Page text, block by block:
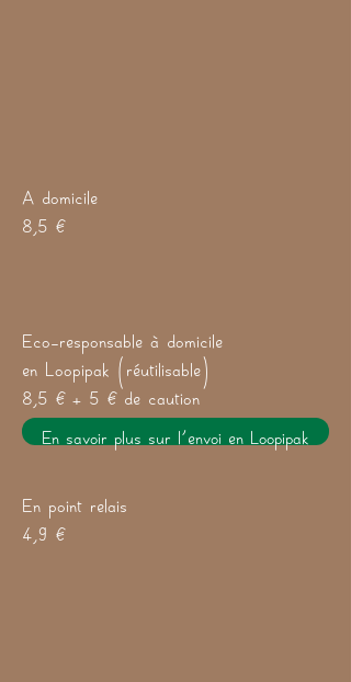
A domicile
8,5 €
Eco-responsable à domicile
en Loopipak (réutilisable)
8,5 € + 5 € de caution
En savoir plus sur l'envoi en Loopipak
En point relais
4,9 €